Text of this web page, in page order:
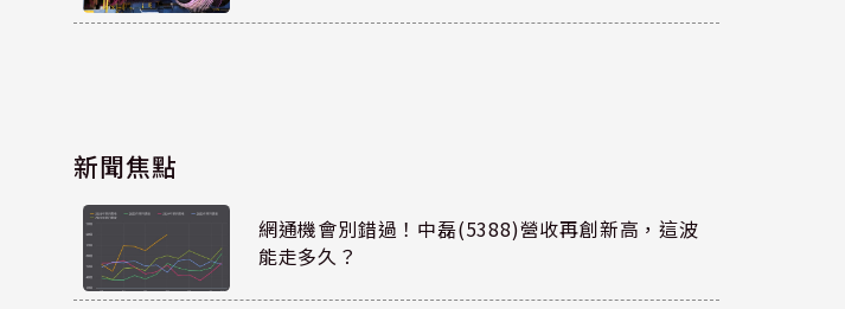
新聞焦點
網通機會別錯過！中磊(5388)營收再創新高，這波
能走多久？